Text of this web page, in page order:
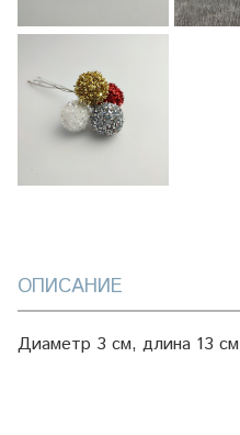
ОПИСАНИЕ
Диаметр 3 см, длина 13 см